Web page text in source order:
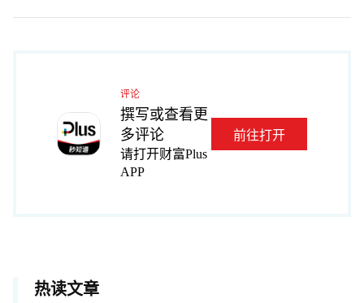
评论
撰写或查看更
多评论
请打开财富Plus
APP
前往打开
热读文章